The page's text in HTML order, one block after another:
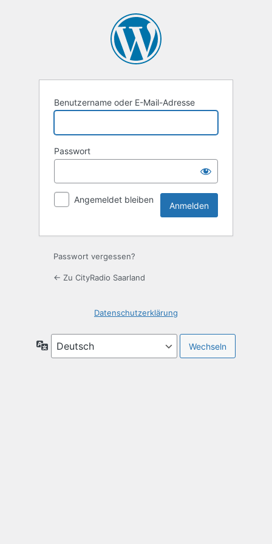
Benutzername oder E-Mail-Adresse
Passwort
Angemeldet bleiben
Passwort vergessen?
← Zu CityRadio Saarland
Datenschutzerklärung
Sprache